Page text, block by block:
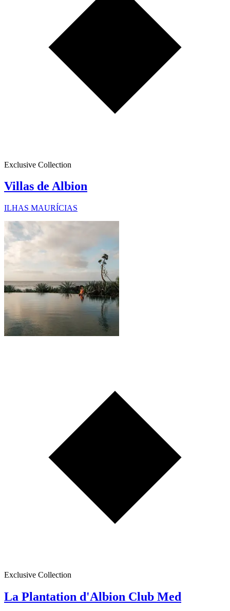
Exclusive Collection
Villas de Albion
ILHAS MAURÍCIAS
Exclusive Collection
La Plantation d'Albion Club Med